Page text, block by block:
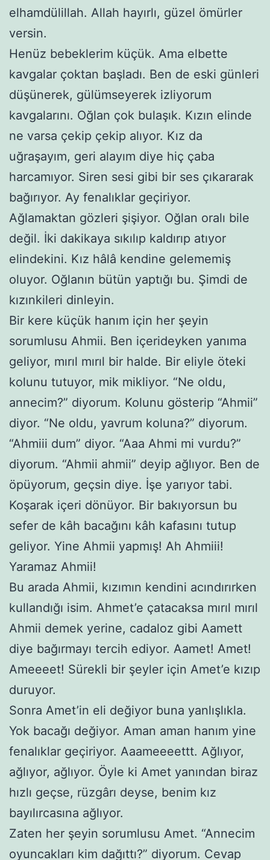
elhamdülillah. Allah hayırlı, güzel ömürler
versin.
Henüz bebeklerim küçük. Ama elbette
kavgalar çoktan başladı. Ben de eski günleri
düşünerek, gülümseyerek izliyorum
kavgalarını. Oğlan çok bulaşık. Kızın elinde
ne varsa çekip çekip alıyor. Kız da
uğraşayım, geri alayım diye hiç çaba
harcamıyor. Siren sesi gibi bir ses çıkararak
bağırıyor. Ay fenalıklar geçiriyor.
Ağlamaktan gözleri şişiyor. Oğlan oralı bile
değil. İki dakikaya sıkılıp kaldırıp atıyor
elindekini. Kız hâlâ kendine gelememiş
oluyor. Oğlanın bütün yaptığı bu. Şimdi de
kızınkileri dinleyin.
Bir kere küçük hanım için her şeyin
sorumlusu Ahmii. Ben içerideyken yanıma
geliyor, mırıl mırıl bir halde. Bir eliyle öteki
kolunu tutuyor, mik mikliyor. “Ne oldu,
annecim?” diyorum. Kolunu gösterip “Ahmii”
diyor. “Ne oldu, yavrum koluna?” diyorum.
“Ahmiii dum” diyor. “Aaa Ahmi mi vurdu?”
diyorum. “Ahmii ahmii” deyip ağlıyor. Ben de
öpüyorum, geçsin diye. İşe yarıyor tabi.
Koşarak içeri dönüyor. Bir bakıyorsun bu
sefer de kâh bacağını kâh kafasını tutup
geliyor. Yine Ahmii yapmış! Ah Ahmiii!
Yaramaz Ahmii!
Bu arada Ahmii, kızımın kendini acındırırken
kullandığı isim. Ahmet’e çatacaksa mırıl mırıl
Ahmii demek yerine, cadaloz gibi Aamett
diye bağırmayı tercih ediyor. Aamet! Amet!
Ameeeet! Sürekli bir şeyler için Amet’e kızıp
duruyor.
Sonra Amet’in eli değiyor buna yanlışlıkla.
Yok bacağı değiyor. Aman aman hanım yine
fenalıklar geçiriyor. Aaameeeettt. Ağlıyor,
ağlıyor, ağlıyor. Öyle ki Amet yanından biraz
hızlı geçse, rüzgârı deyse, benim kız
bayılırcasına ağlıyor.
Zaten her şeyin sorumlusu Amet. “Annecim
oyuncakları kim dağıttı?” diyorum. Cevap